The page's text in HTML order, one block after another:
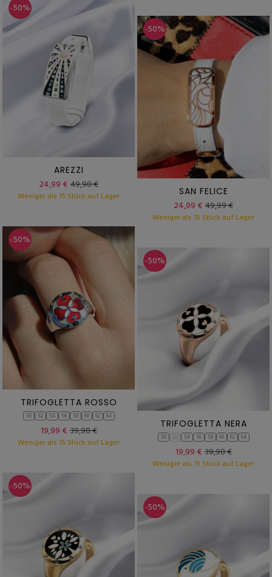
-50%
AREZZI
24,99 € 49,98 €
Weniger als 15 Stück auf Lager
-50%
SAN FELICE
24,99 € 49,99 €
Weniger als 15 Stück auf Lager
-50%
TRIFOGLETTA ROSSO
50 52 54 56 58 60 62 64
19,99 €39,98 €
Weniger als 15 Stück auf Lager
-50%
TRIFOGLETTA NERA
50 54 56 58 60 62 64
19,99 €39,98 €
Weniger als 15 Stück auf Lager
-50%
-50%